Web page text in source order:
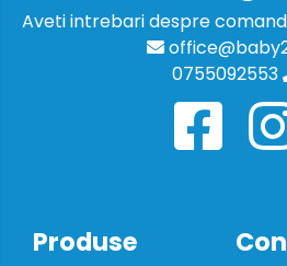
Aveti intrebari despre
0755092553
Produse